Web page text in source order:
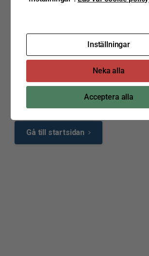
Gå till startsidan
Inställningar
Neka alla
Acceptera alla